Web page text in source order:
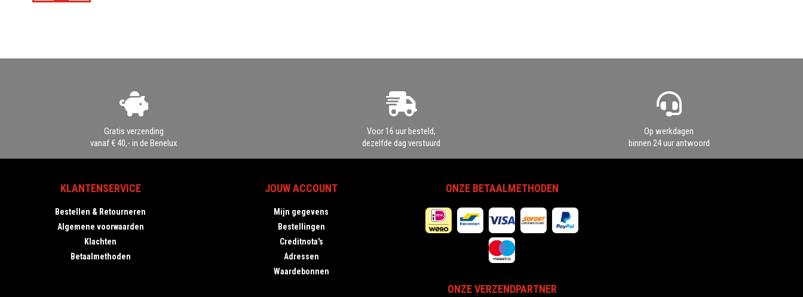
Gratis verzending
vanaf € 40,- in de Benelux
Voor 16 uur besteld,
dezelfde dag verstuurd
Op werkdagen
binnen 24 uur antwoord
KLANTENSERVICE
Bestellen & Retourneren
Algemene voorwaarden
Klachten
Betaalmethoden
JOUW ACCOUNT
Mijn gegevens
Bestellingen
Creditnota's
Adressen
Waardebonnen
ONZE BETAALMETHODEN
ONZE VERZENDPARTNER